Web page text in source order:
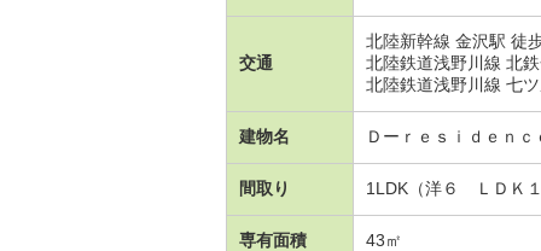
交通
北陸新幹線 金沢駅 徒
北陸鉄道浅野川線 北
北陸鉄道浅野川線 七
建物名 Ｄーｒｅｓｉｄｅｎ
間取り 1LDK（洋６ ＬＤＫ
専有面積 43㎡